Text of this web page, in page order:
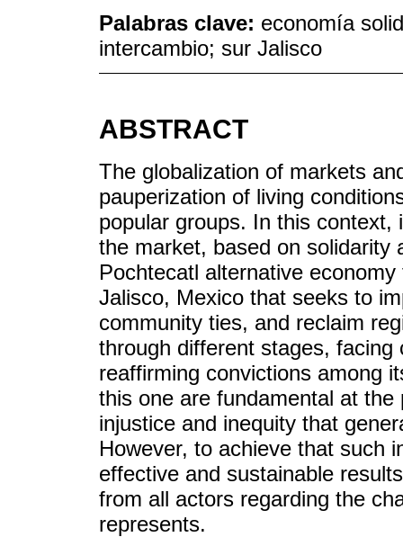
Palabras clave: economía
intercambio; sur Jalisco
ABSTRACT
The globalization of markets
pauperization of living
popular groups. In this
the market, based on solidarity
Pochtecatl alternative
Jalisco, Mexico that seeks to
community ties, and reclaim
through different stages,
reaffirming convictions among
this one are fundamental at
injustice and inequity that
However, to achieve that such
effective and sustainable
from all actors regarding the
represents.